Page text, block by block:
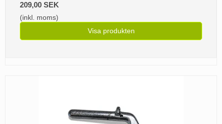
209,00 SEK
(inkl. moms)
Visa produkten